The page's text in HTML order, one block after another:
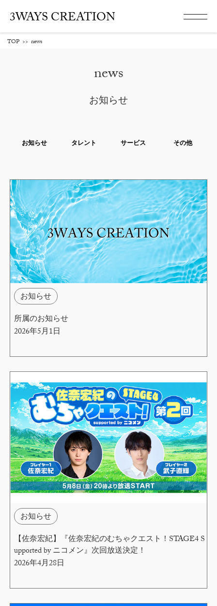
3WAYS CREATION
TOP >> news
news
お知らせ
お知らせ タレント サービス その他
お知らせ
所属のお知らせ
2026年5月1日
お知らせ
【佐奈宏紀】『佐奈宏紀のむちゃクエスト！STAGE4 S
upported by ニコメン』次回放送決定！
2026年4月28日